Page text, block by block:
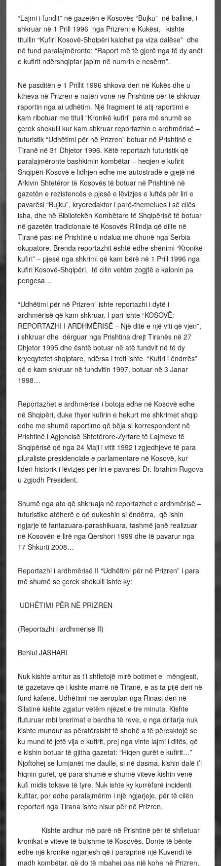
“Lajmi i fundit” në gazetën e Kosovës “Bujku” në ballinë, i
shkruar në 1 Prill 1996 nga Prizreni e Kukësi, kishte
titullin “Kufiri Kosovë-Shqipëri kalohet pa viza dalëse” dhe
në fund paralajmëronte: “Raport më të gjerë nga të dy anët
e kufirit ndërshqiptar japim në numrin e nesërm”.
Në pasditën e 1 Prillit 1996 shkova deri në Kukës dhe u
ktheva në Prizren e natën vonë në Prishtinë për të shkruar
raportin nga ai udhëtim. Një fragment të atij raportimi e
kam ribotuar me titull “Kronikë kufiri” para më shumë se
çerek shekulli kur kam shkruar reportazhin e ardhmërisë –
futuristik “Udhëtimi për në Prizren” botuar në Prishtinë e
Tiranë në 31 Dhjetor 1996. Këtë reportazh futuristik që
paralajmëronte bashkimin kombëtar – heqjen e kufirit
Shqipëri-Kosovë e lidhjen edhe me autostradë e gjejë në
Arkivin Shtetëror të Kosovës të botuar në Prishtinë në
gazetën e rezistencës e pjesë e lëvizjes e luftës për liri e
pavarësi “Bujku”, kryeredaktor i parë-themelues i së cilës
isha, dhe në Bibliotekën Kombëtare të Shqipërisë të botuar
në gazetën tradicionale të Kosovës Rilindja që dilte në
Tiranë pasi në Prishtinë u ndalua me dhunë nga Serbia
okupatore. Brenda reportazhit është edhe shënimi “Kronikë
kufiri” – pjesë nga shkrimi që kam bërë në 1 Prill 1996 nga
kufiri Kosovë-Shqipëri, të cilin vetëm zogjtë e kalonin pa
pengesa…
“Udhëtimi për në Prizren” ishte reportazhi i dytë i
ardhmërisë që kam shkruar. I pari ishte “KOSOVË:
REPORTAZHI I ARDHMËRISË – Një ditë e një viti që vjen”,
i shkruar dhe dërguar nga Prishtina drejt Tiranës në 27
Dhjetor 1995 dhe është botuar në atë fundvit në të dy
kryeqytetet shqiptare, ndërsa i treti ishte “Kufiri i ëndrrës”
që e kam shkruar në fundvitin 1997, botuar në 3 Janar
1998…
Reportazhet e ardhmërisë i botoja edhe në Kosovë edhe
në Shqipëri, duke thyer kufirin e hekurt me shkrimet shqip
edhe me shumë raportime që bëja si korrespondent në
Prishtinë i Agjencisë Shtetërore-Zyrtare të Lajmeve të
Shqipërisë që nga 24 Maji i vitit 1992 i zgjedhjeve të para
pluraliste presidenciale e parlamentare në Kosovë, kur
lideri historik i lëvizjes për liri e pavarësi Dr. Ibrahim Rugova
u zgjodh President.
Shumë nga ato që shkruaja në reportazhet e ardhmërisë –
futuristike atëherë e që dukeshin si ëndërra, që ishin
ngjarje të fantazuara-parashikuara, tashmë janë realizuar
në Kosovën e lirë nga Qershori 1999 dhe të pavarur nga
17 Shkurti 2008…
Reportazhi i ardhmërisë II “Udhëtimi për në Prizren” i para
më shumë se çerek shekulli ishte ky:
UDHËTIMI PËR NË PRIZREN
(Reportazhi i ardhmërisë II)
Behlul JASHARI
Nuk kishte arritur as t’i shfletojë mirë botimet e mëngjesit,
të gazetave që i kishte marrë në Tiranë, e as ta pijë deri në
fund kafenë. Udhëtimi me aeroplan nga Rinasi deri në
Sllatinë kishte zgjatur vetëm njëzet e tre minuta. Kishte
fluturuar mbi brerimat e bardha të reve, e nga dritarja nuk
kishte mundur as përafërsisht të shohë a të përcaktojë se
ku mund të jetë vija e kufirit, prej nga vinte lajmi i ditës, që
e kishin botuar të gjitha gazetat: “Hiqen gurët e kufirit…”
Njoftohej se lumjanët me daulle, si në dasma, kishin dalë t’i
hiqnin gurët, që para shumë e shumë viteve kishin venë
kufi midis tokave të tyre. Nuk ishte ky kurrëfarë incidenti
kufitar, por edhe paralajmërim i një ngjarjeje, për të cilën
reporteri nga Tirana ishte nisur për në Prizren.
Kishte ardhur më parë në Prishtinë për të shfletuar
kronikat e viteve të bujshme të Kosovës. Donte të bënte
edhe një kronikë ngjarjesh që i paraprinë një Kuvendi të
madh kombëtar, që do të mbahej pas një kohe në Prizren,